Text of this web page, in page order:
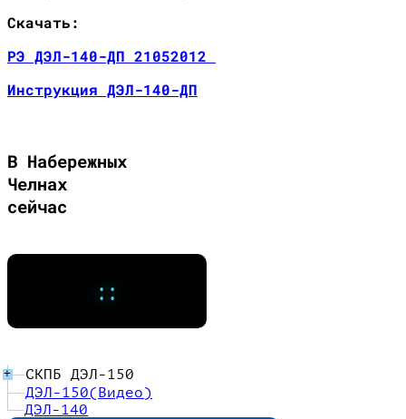
Скачать:
РЭ ДЭЛ-140-ДП 21052012
Инструкция ДЭЛ-140-ДП
В Набережных
Челнах
сейчас
: :
+
СКПБ ДЭЛ-150
ДЭЛ-150(Видео)
ДЭЛ-140